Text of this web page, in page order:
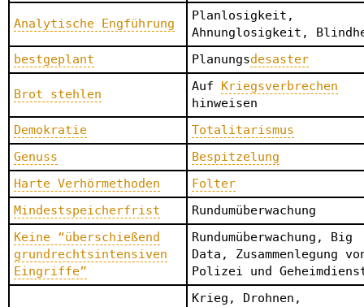
Analytische Engführung
Planlosigkeit,
Ahnunglosigkeit,
bestgeplant
Planungsdesaster
Brot stehlen
Auf Kriegsverbrechen
hinweisen
Demokratie
Totalitarismus
Genuss
Bespitzelung
Harte Verhörmethoden
Folter
Mindestspeicherfrist
Rundumüberwachung
Keine “überschießend
grundrechtsintensiven
Eingriffe”
Rundumüberwachung, Big
Data, Zusammenlegung
Polizei und
Krieg, Drohnen,